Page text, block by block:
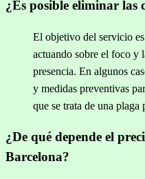
¿Es posible eliminar las
El objetivo del servicio es
actuando sobre el foco y
presencia. En algunos
y medidas preventivas
que se trata de una plaga
¿De qué depende el
Barcelona?